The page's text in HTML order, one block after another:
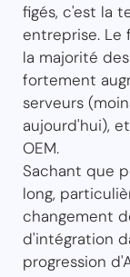
figés, c'est la
entreprise. Le
la majorité
fortement
serveurs
aujourd'hui),
OEM.
Sachant que
long,
changement
d'intégration
progression